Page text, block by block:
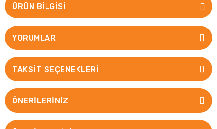
ÜRÜN BILGISI
YORUMLAR
TAKSIT SEÇENEKLERI
ÖNERILERINIZ